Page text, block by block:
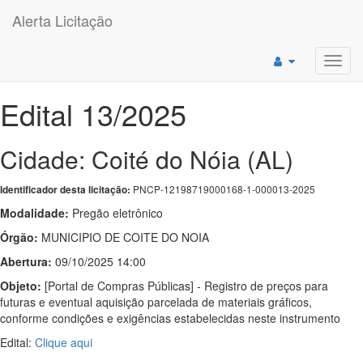
Alerta Licitação
Edital 13/2025
Cidade: Coité do Nóia (AL)
Identificador desta licitação: PNCP-12198719000168-1-000013-2025
Modalidade: Pregão eletrônico
Órgão: MUNICIPIO DE COITE DO NOIA
Abertura: 09/10/2025 14:00
Objeto: [Portal de Compras Públicas] - Registro de preços para
futuras e eventual aquisição parcelada de materiais gráficos,
conforme condições e exigências estabelecidas neste instrumento
Edital: Clique aqui